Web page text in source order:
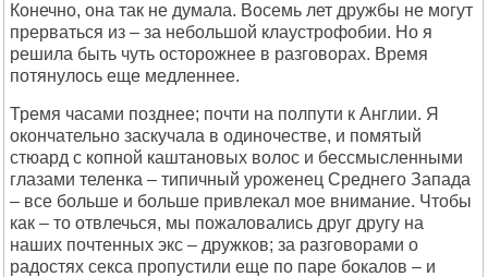
Конечно, она так не думала. Восемь лет дружбы не могут
прерваться из – за небольшой клаустрофобии. Но я
решила быть чуть осторожнее в разговорах. Время
потянулось еще медленнее.
Тремя часами позднее; почти на полпути к Англии. Я
окончательно заскучала в одиночестве, и помятый
стюард с копной каштановых волос и бессмысленными
глазами теленка – типичный уроженец Среднего Запада
– все больше и больше привлекал мое внимание. Чтобы
как – то отвлечься, мы пожаловались друг другу на
наших почтенных экс – дружков; за разговорами о
радостях секса пропустили еще по паре бокалов – и